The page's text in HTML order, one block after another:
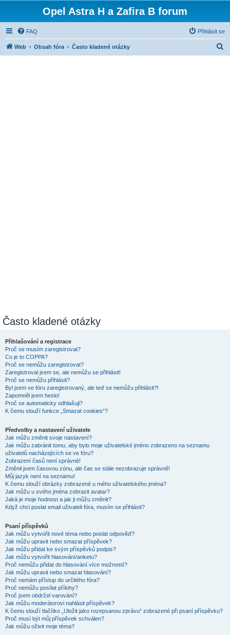
Opel Astra H a Zafira B forum
FAQ Přihlásit se
Web Obsah fóra Často kladené otázky
Často kladené otázky
Přihlašování a registrace
Proč se musím zaregistrovat?
Co je to COPPA?
Proč se nemůžu zaregistrovat?
Zaregistroval jsem se, ale nemůžu se přihlásit!
Proč se nemůžu přihlásit?
Byl jsem ve fóru zaregistrovaný, ale teď se nemůžu přihlásit?!
Zapomněl jsem heslo!
Proč se automaticky odhlašuji?
K čemu slouží funkce „Smazat cookies“?
Předvolby a nastavení uživatele
Jak můžu změnit svoje nastavení?
Jak můžu zabránit tomu, aby bylo moje uživatelské jméno zobrazeno na seznamu
uživatelů nacházejících se ve fóru?
Zobrazení časů není správné!
Změnil jsem časovou zónu, ale čas se stále nezobrazuje správně!
Můj jazyk není na seznamu!
K čemu slouží obrázky zobrazené u mého uživatelského jména?
Jak můžu u svého jména zobrazit avatar?
Jaká je moje hodnost a jak ji můžu změnit?
Když chci poslat email uživateli fóra, musím se přihlásit?
Psaní příspěvků
Jak můžu vytvořit nové téma nebo poslat odpověď?
Jak můžu upravit nebo smazat příspěvek?
Jak můžu přidat ke svým příspěvků podpis?
Jak můžu vytvořit hlasování/anketu?
Proč nemůžu přidat do hlasování více možností?
Jak můžu upravit nebo smazat hlasování?
Proč nemám přístup do určitého fóra?
Proč nemůžu posílat přílohy?
Proč jsem obdržel varování?
Jak můžu moderátorovi nahlásit příspěvek?
K čemu slouží tlačítko „Uložit jako rozepsanou zprávu“ zobrazené při psaní příspěvku?
Proč musí být můj příspěvek schválen?
Jak můžu oživit moje téma?